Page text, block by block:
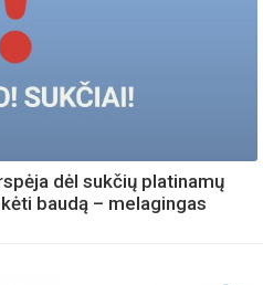
dėl sukčių platinamų
baudą – melagingas